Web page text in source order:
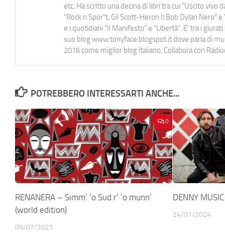
etc. Ha scritto una decina di libri tra cui "Uscito vivo
"Rock n Spor"t, Gil Scott-Heron Il Bob Dylan Nero"
e i quotidiani “Il Manifesto” e “Libertà”. E' tra i
suo blog www.tonyface.blogspot.it dove parla di
2016 come miglior blog italiano. Collabora con
POTREBBERO INTERESSARTI ANCHE...
0
RENANERA – Simm’ ‘o Sud r’ ‘o munn’
(world edition)
09/07/2025
DENNY
24/01/2024